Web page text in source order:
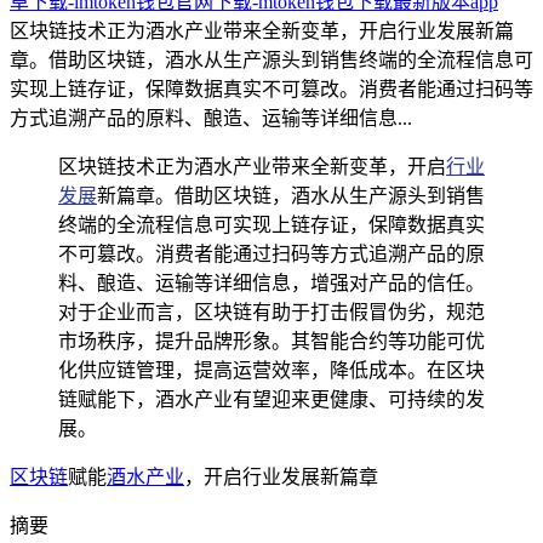
区块链技术正为酒水产业带来全新变革，开启行业发展新篇
章。借助区块链，酒水从生产源头到销售终端的全流程信息可
实现上链存证，保障数据真实不可篡改。消费者能通过扫码等
方式追溯产品的原料、酿造、运输等详细信息...
区块链技术正为酒水产业带来全新变革，开启行业
发展新篇章。借助区块链，酒水从生产源头到销售
终端的全流程信息可实现上链存证，保障数据真实
不可篡改。消费者能通过扫码等方式追溯产品的原
料、酿造、运输等详细信息，增强对产品的信任。
对于企业而言，区块链有助于打击假冒伪劣，规范
市场秩序，提升品牌形象。其智能合约等功能可优
化供应链管理，提高运营效率，降低成本。在区块
链赋能下，酒水产业有望迎来更健康、可持续的发
展。
区块链赋能酒水产业，开启行业发展新篇章
摘要